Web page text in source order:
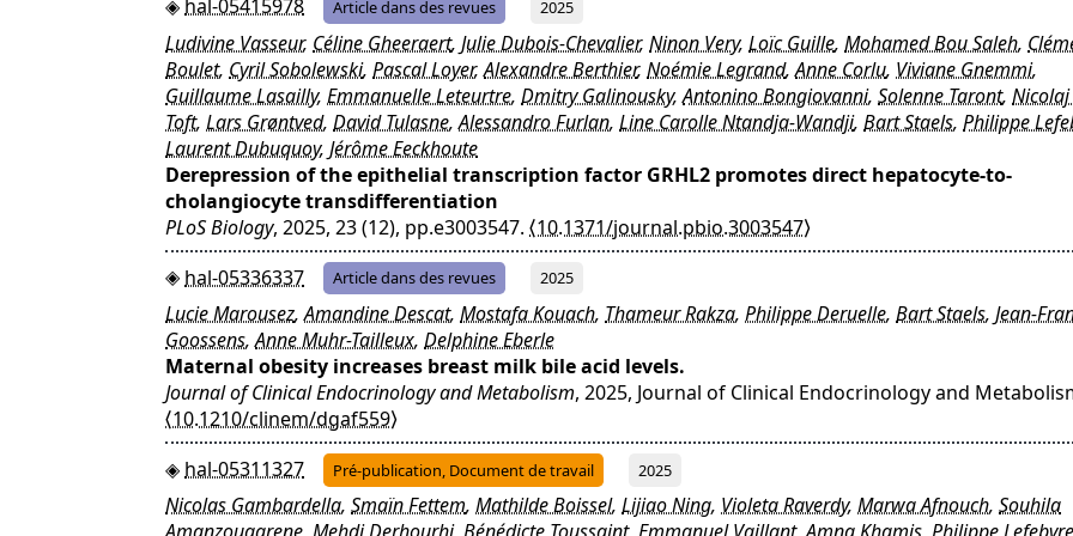
hal-05415978
Article dans des revues 2025
Ludivine Vasseur, Céline Gheeraert, Julie Dubois-Chevalier, Ninon Very, Loïc Guille, Mohamed Bou Saleh,
Boulet, Cyril Sobolewski, Pascal Loyer,Alexandre Berthier, Noémie Legrand,Anne Corlu, Viviane Gnemmi,
Guillaume Lasailly, Emmanuelle Leteurtre, Dmitry Galinousky,Antonino Bongiovanni, Solenne Taront,
Toft, Lars Grøntved, David Tulasne,Alessandro Furlan, Line Carolle Ntandja-Wandji, Bart Staels, Philippe
Laurent Dubuquoy, Jérôme Eeckhoute
Derepression of the epithelial transcription factor GRHL2 promotes direct hepatocyte-to-
cholangiocyte transdifferentiation
PLoS Biology, 2025, 23 (12), pp.e3003547. ⟨10.1371/journal.pbio.3003547⟩
hal-05336337
Article dans des revues 2025
Lucie Marousez,Amandine Descat, Mostafa Kouach, Thameur Rakza, Philippe Deruelle, Bart Staels, Jean-
Goossens,Anne Muhr-Tailleux, Delphine Eberle
Maternal obesity increases breast milk bile acid levels.
Journal of Clinical Endocrinology and Metabolism, 2025, Journal of Clinical Endocrinology and
⟨10.1210/clinem/dgaf559⟩
hal-05311327
Pré-publication, Document de travail 2025
Nicolas Gambardella, Smaïn Fettem, Mathilde Boissel, Lijiao Ning, Violeta Raverdy, Marwa Afnouch, Souhila